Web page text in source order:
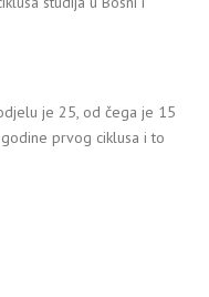
je 25, od čega je 15
prvog ciklusa i to